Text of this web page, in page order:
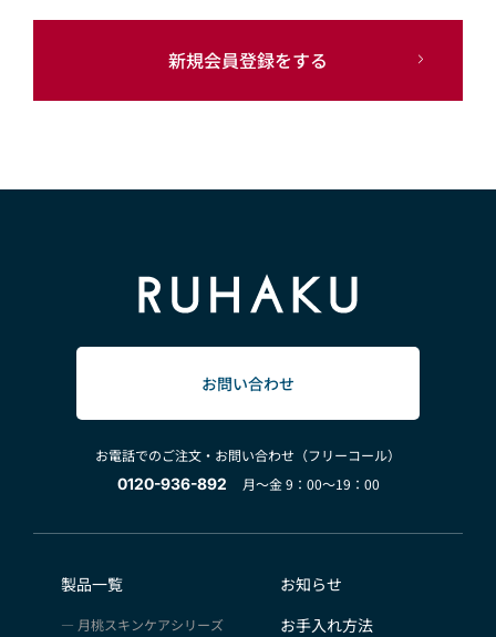
新規会員登録をする
お問い合わせ
お電話でのご注文・お問い合わせ（フリーコール）
0120-936-892
月～金 9：00～19：00
製品一覧
月桃スキンケアシリーズ
お知らせ
お手入れ方法